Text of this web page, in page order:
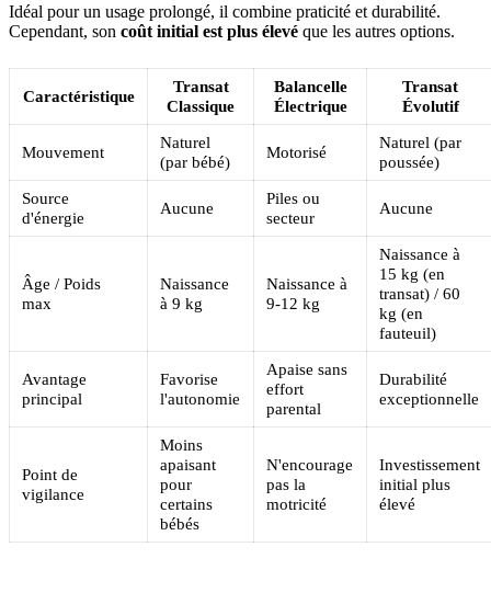
Idéal pour un usage prolongé, il combine praticité et durabilité.
Cependant, son coût initial est plus élevé que les autres options.
Caractéristique
Transat
Classique
Balancelle
Électrique
Transat
Évolutif
Mouvement
Naturel
(par bébé)
Motorisé
Naturel (par
poussée)
Source
d'énergie
Aucune
Piles ou
secteur
Aucune
Âge / Poids
max
Naissance
à 9 kg
Naissance à
9-12 kg
Naissance à
15 kg (en
transat) / 60
kg (en
fauteuil)
Avantage
principal
Favorise
l'autonomie
Apaise sans
effort
parental
Durabilité
exceptionnelle
Point de
vigilance
Moins
apaisant
pour
certains
bébés
N'encourage
pas la
motricité
Investissement
initial plus
élevé